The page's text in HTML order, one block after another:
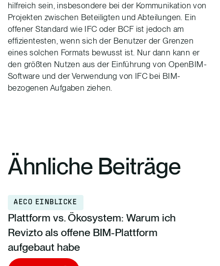
hilfreich sein, insbesondere bei der Kommunikation von
Projekten zwischen Beteiligten und Abteilungen. Ein
offener Standard wie IFC oder BCF ist jedoch am
effizientesten, wenn sich der Benutzer der Grenzen
eines solchen Formats bewusst ist. Nur dann kann er
den größten Nutzen aus der Einführung von OpenBIM-
Software und der Verwendung von IFC bei BIM-
bezogenen Aufgaben ziehen.
Ähnliche Beiträge
AECO EINBLICKE
Plattform vs. Ökosystem: Warum ich
Revizto als offene BIM-Plattform
aufgebaut habe